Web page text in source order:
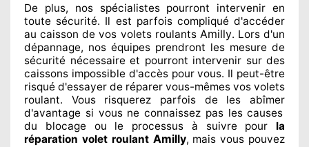
De plus, nos spécialistespourront intervenir en
toute sécurité. Il est parfois compliquéd'accéder
au caisson de vos volets roulants Amilly. Lors d'un
dépannage, nos équipes prendront les mesure de
sécurité nécessaireet pourront intervenir sur des
caissons impossible d'accès pour vous. Il peut-être
risqué d'essayer de réparer vous-mêmes vos volets
roulant. Vous risquerez parfois de les abîmer
d'avantage si vous ne connaissez pas les causes
du blocage ou le processus à suivre pour la
réparation volet roulant Amilly, mais vous pouvez